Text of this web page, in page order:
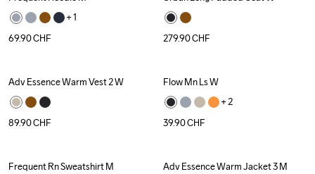
+ 1
69.90CHF 279.90CHF
Adv Essence Warm Vest 2 W
89.90CHF
Flow Mn Ls W
+ 2
39.90CHF
Frequent Rn Sweatshirt M
Adv Essence Warm Jacket 3 M